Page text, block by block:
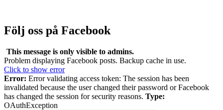
Följ oss på Facebook
This message is only visible to admins.
Problem displaying Facebook posts. Backup cache in use.
Click to show error
Error: Error validating access token: The session has been
invalidated because the user changed their password or Facebook
has changed the session for security reasons. Type:
OAuthException